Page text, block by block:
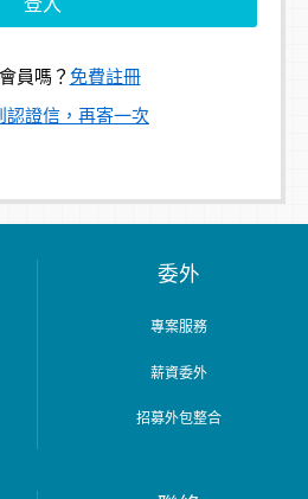
員嗎？ 免費註冊
認證信，再寄一次
委外
專案服務
薪資委外
招募外包整合